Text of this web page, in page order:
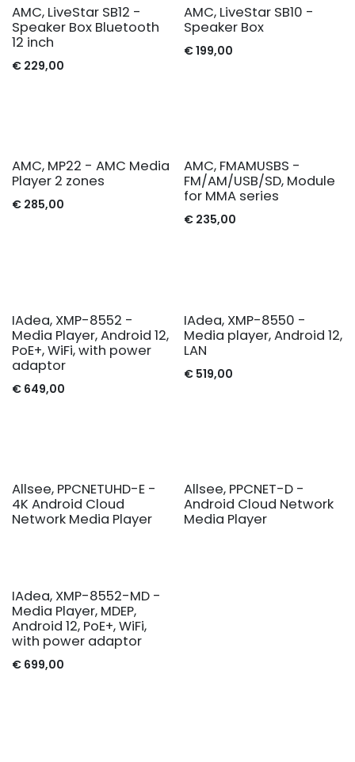
AMC, LiveStar SB12 -
Speaker Box Bluetooth
12 inch
€ 229,00
AMC, LiveStar SB10 -
Speaker Box
€199,00
AMC, MP22 - AMC Media
Player 2 zones
€ 285,00
AMC, FMAMUSBS -
FM/AM/USB/SD, Module
for MMA series
€ 235,00
IAdea, XMP-8552 -
Media Player, Android 12,
PoE+, WiFi, with power
adaptor
€ 649,00
IAdea, XMP-8550 -
Media player, Android 12,
LAN
€ 519,00
Allsee, PPCNETUHD-E -
4K Android Cloud
Network Media Player
Allsee, PPCNET-D -
Android Cloud Network
Media Player
IAdea, XMP-8552-MD -
Media Player, MDEP,
Android 12, PoE+, WiFi,
with power adaptor
€ 699,00